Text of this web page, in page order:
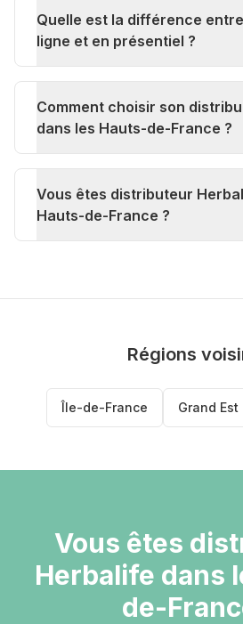
Quelle est la différence
ligne et en présentiel ?
Comment choisir son
dans les Hauts-de-France ?
Vous êtes distributeur
Hauts-de-France ?
Régions
Île-de-France Grand Est
Vous êtes
Herbalife dans
de-